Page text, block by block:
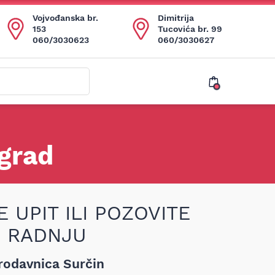
Vojvođanska br.
153
060/3030623
Dimitrija
Tucovića br. 99
060/3030627
UPIT ILI POZOVITE
RADNJU
Surčin